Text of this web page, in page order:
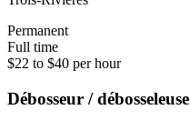
Permanent
Full time
$22 to $40 per hour
Débosseur / débosseleuse